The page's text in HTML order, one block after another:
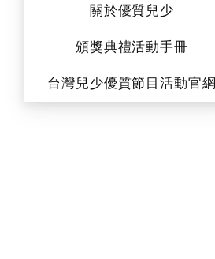
關於優質兒少
頒獎典禮活動手冊
台灣兒少優質節目活動官網